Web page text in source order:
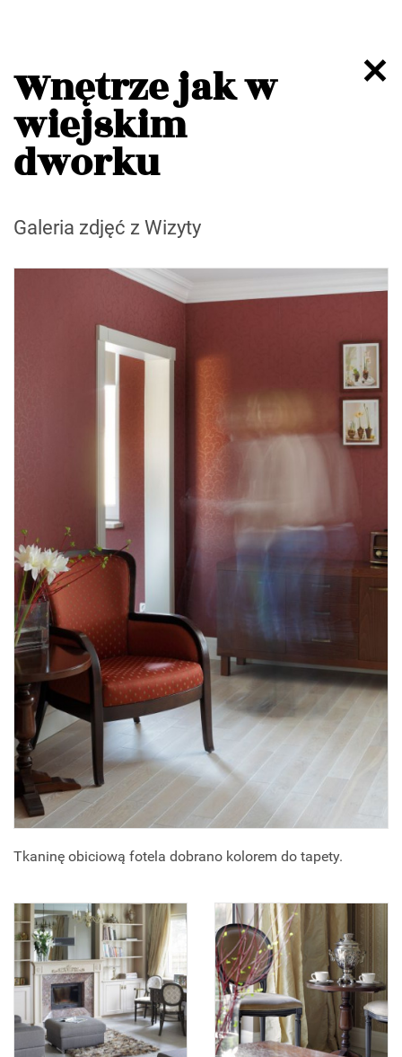
Wnętrze jak w
wiejskim
dworku
Galeria zdjęć z Wizyty
Tkaninę obiciową fotela dobrano kolorem do tapety.